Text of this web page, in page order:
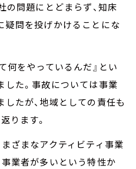
の問題にとどまらず、知床
疑問を投げかけることにな
何をやっているんだ』とい
た。事故については事業
たが、地域としての責任も
ります。
ざまなアクティビティ事業
業者が多いという特性か